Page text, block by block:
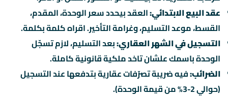
عقد البيع الابتدائي:العقد بيحدد سعر الوحدة، المقدم،
القسط، موعد التسليم، وغرامة التأخير. اقراه كلمة بكلمة.
التسجيل في الشهر العقاري:بعد التسليم، لازم تسجّل
الوحدة باسمك علشان تاخد ملكية قانونية كاملة.
الضرائب:فيه ضريبة تصرّفات عقارية بتدفعها عند التسجيل
(حوالي 2-3% من قيمة الوحدة).